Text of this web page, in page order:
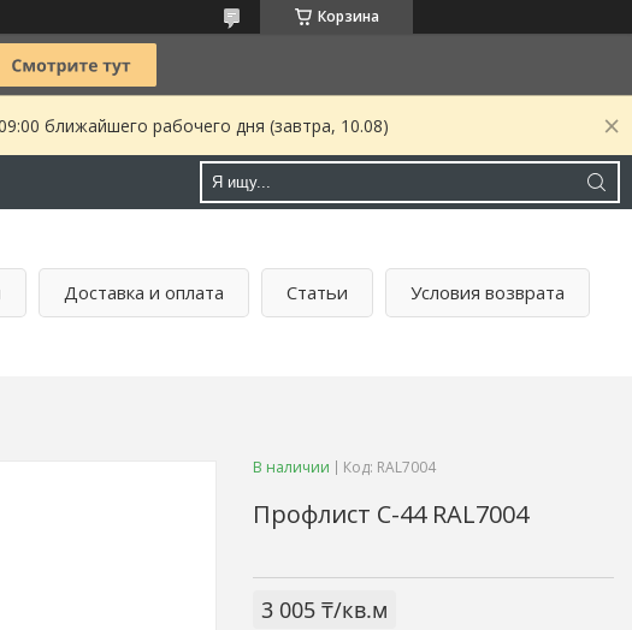
Корзина
ближайшего рабочего дня (завтра, 10.08)
Доставка и оплата Статьи Условия возврата
В наличии Код: RAL7004
Профлист C-44 RAL7004
3 005 ₸/кв.м